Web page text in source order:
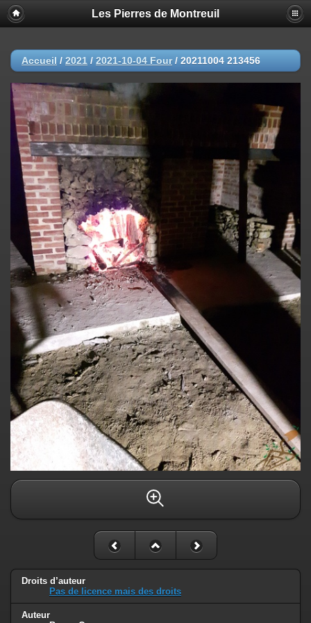
Les Pierres de Montreuil
Accueil / 2021 / 2021-10-04 Four/ 20211004 213456
Droits d’auteur
Pas de licence mais des droits
Auteur